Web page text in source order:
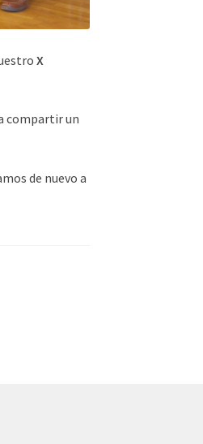
X
compartir un
de nuevo a